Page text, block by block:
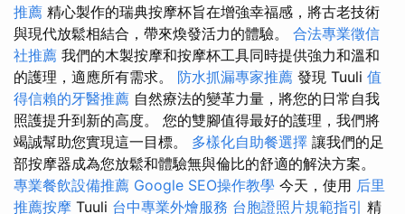
推薦 精心製作的瑞典按摩杯旨在增強幸福感，將古老技術
與現代放鬆相結合，帶來煥發活力的體驗。 合法專業徵信
社推薦 我們的木製按摩和按摩杯工具同時提供強力和溫和
的護理，適應所有需求。 防水抓漏專家推薦 發現 Tuuli 值
得信賴的牙醫推薦 自然療法的變革力量，將您的日常自我
照護提升到新的高度。 您的雙腳值得最好的護理，我們將
竭誠幫助您實現這一目標。 多樣化自助餐選擇 讓我們的足
部按摩器成為您放鬆和體驗無與倫比的舒適的解決方案。
專業餐飲設備推薦 Google SEO操作教學 今天，使用 后里
推薦按摩 Tuuli 台中專業外燴服務 台胞證照片規範指引 精